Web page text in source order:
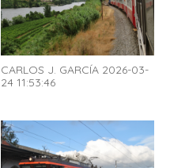
CARLOS J. GARCÍA 2026-03-
24 11:53:46